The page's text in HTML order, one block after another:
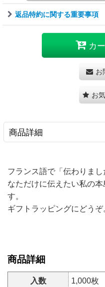
返品特約に関する重要事項
カ
お
お
商品詳細
フランス語で「伝わりま
なただけに伝えたい私の
す。
ギフトラッピングにどうぞ
商品詳細
入数 1,000枚